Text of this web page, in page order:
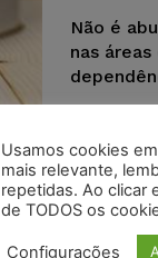
Não é
nas
Usamos cookies
mais relevante,
repetidas. Ao clicar
de TODOS os
Configurações